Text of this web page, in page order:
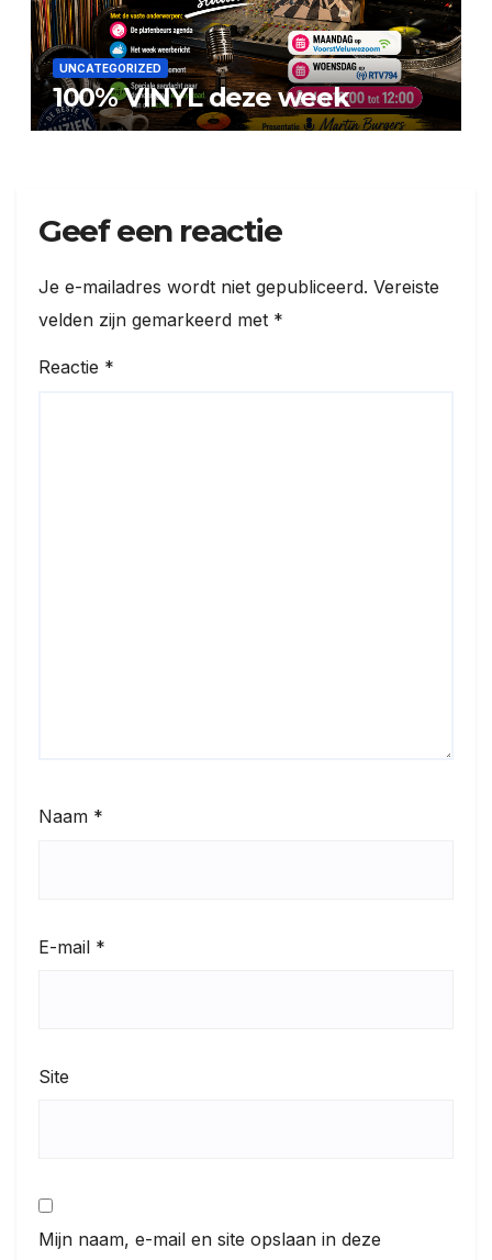
UNCATEGORIZED
100% VINYL deze week
Geef een reactie
Je e-mailadres wordt niet gepubliceerd. Vereiste
velden zijn gemarkeerd met *
Reactie *
Naam *
E-mail *
Site
Mijn naam, e-mail en site opslaan in deze